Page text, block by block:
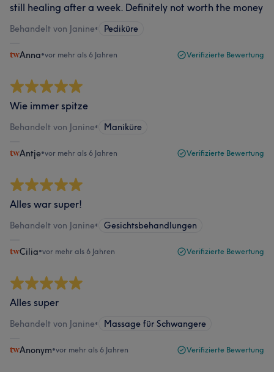
still healing after a week. Definitely not worth the money
Behandelt von Janine• Pediküre
Anna•vor mehr als 6 Jahren Verifizierte Bewertung
Wie immer spitze
Behandelt von Janine• Maniküre
Antje•vor mehr als 6 Jahren Verifizierte Bewertung
Alles war super!
Behandelt von Janine• Gesichtsbehandlungen
Cilia•vor mehr als 6 Jahren Verifizierte Bewertung
Alles super
Behandelt von Janine• Massage für Schwangere
Anonym•vor mehr als 6 Jahren Verifizierte Bewertung